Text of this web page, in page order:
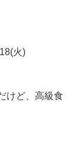
火)
けど、高級食